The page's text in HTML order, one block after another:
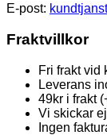
E-post:
Fraktvillkor
Fri frakt vid
Leverans
49kr i frakt
Vi skickar
Ingen